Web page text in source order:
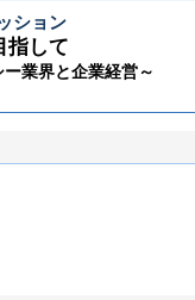
ション
指して
業界と企業経営～